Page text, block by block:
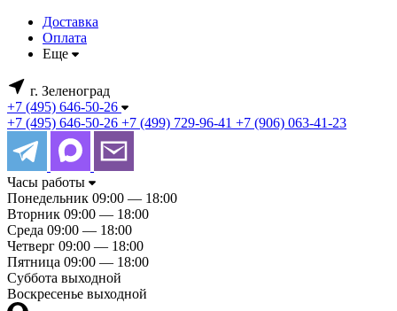
Доставка
Оплата
Еще
г. Зеленоград
+7 (495) 646-50-26
+7 (495) 646-50-26 +7 (499) 729-96-41 +7 (906) 063-41-23
Часы работы
Понедельник 09:00 — 18:00
Вторник 09:00 — 18:00
Среда 09:00 — 18:00
Четверг 09:00 — 18:00
Пятница 09:00 — 18:00
Суббота выходной
Воскресенье выходной